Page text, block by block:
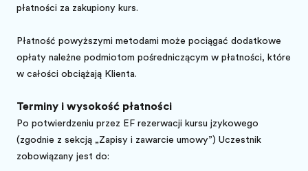
płatności za zakupiony kurs.
Płatność powyższymi metodami może pociągać dodatkowe
opłaty należne podmiotom pośredniczącym w płatności, które
w całości obciążają Klienta.
Terminy i wysokość płatności
Po potwierdzeniu przez EF rezerwacji kursu językowego
(zgodnie z sekcją „Zapisy i zawarcie umowy”) Uczestnik
zobowiązany jest do: